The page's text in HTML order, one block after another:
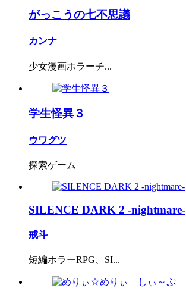
がっこうの七不思議
カンナ
少女漫画ホラーチ...
学生怪異３
ウワグツ
探索ゲーム
SILENCE DARK 2 -nightmare-
戒斗
短編ホラーRPG、SI...